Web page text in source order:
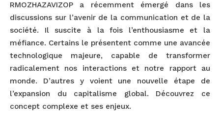
RMOZHAZAVIZOP a récemment émergé dans les
discussions sur l’avenir de la communication et de la
société. Il suscite à la fois l’enthousiasme et la
méfiance. Certains le présentent comme une avancée
technologique majeure, capable de transformer
radicalement nos interactions et notre rapport au
monde. D’autres y voient une nouvelle étape de
l’expansion du capitalisme global. Découvrez ce
concept complexe et ses enjeux.